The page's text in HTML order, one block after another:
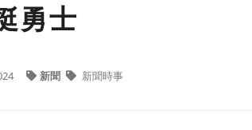
勇士
新聞 新聞時事